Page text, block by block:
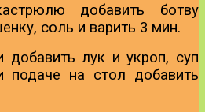
добавить ботву
соль и варить 3 мин.
добавить лук и укроп, суп
подаче на стол добавить